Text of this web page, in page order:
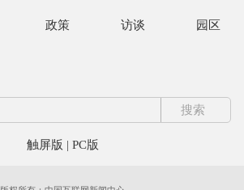
政策 访谈 园区
触屏版 | PC版